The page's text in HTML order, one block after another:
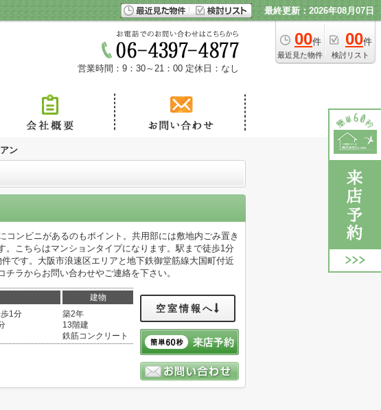
最終更新：2026年08月07日
00件
最近見た物件
00件
検討リスト
営業時間：9：30～21：00 定休日：なし
ン
ンビニがあるのもポイント。共用部には敷地内ごみ置き
こちらはマンションタイプになります。駅まで徒歩1分
です。大阪市浪速区エリアと地下鉄御堂筋線大国町付近
ラからお問い合わせやご連絡を下さい。
建物
歩1分
築2年
13階建
鉄筋コンクリート
空室情報へ